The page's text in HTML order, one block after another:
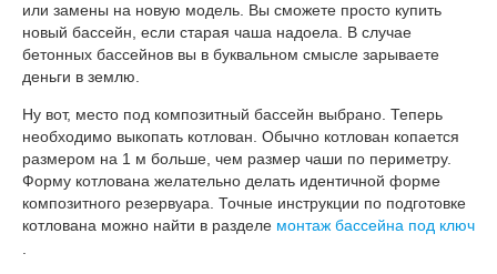
или замены на новую модель. Вы сможете просто купить
новый бассейн, если старая чаша надоела. В случае
бетонных бассейнов вы в буквальном смысле зарываете
деньги в землю.
Ну вот, место под композитный бассейн выбрано. Теперь
необходимо выкопать котлован. Обычно котлован копается
размером на 1 м больше, чем размер чаши по периметру.
Форму котлована желательно делать идентичной форме
композитного резервуара. Точные инструкции по подготовке
котлована можно найти в разделе монтаж бассейна под ключ